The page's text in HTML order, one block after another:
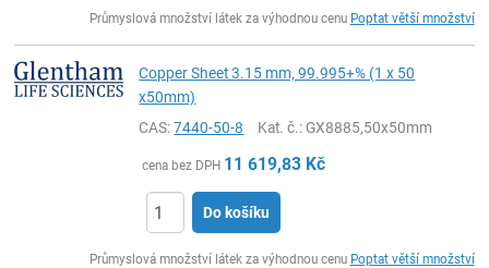
Průmyslová množství látek za výhodnou cenu Poptat větší množství
Copper Sheet 3.15 mm, 99.995+% (1 x 50
x50mm)
CAS:7440-50-8 Kat. č.: GX8885,50x50mm
cena bez DPH 11 619,83 Kč
Do košíku
Průmyslová množství látek za výhodnou cenu Poptat větší množství